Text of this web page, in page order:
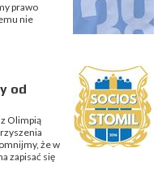
prawo
nie
od
Olimpią
że w
zapisać się